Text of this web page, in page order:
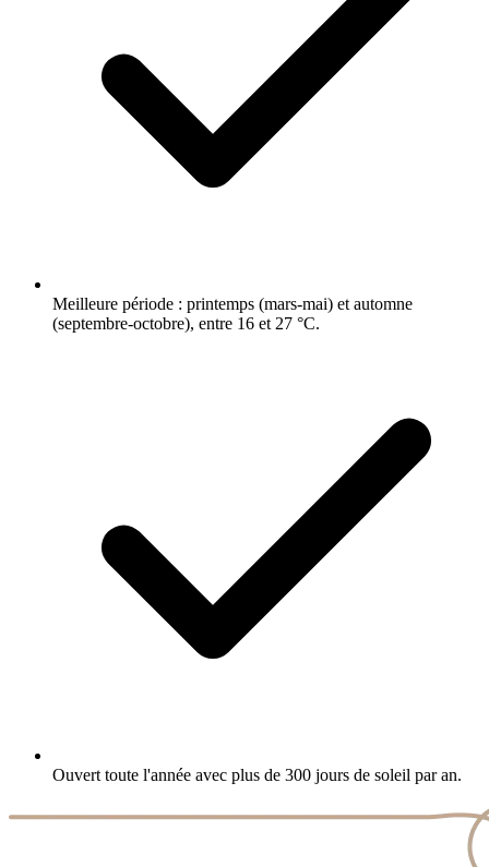
Meilleure période : printemps (mars-mai) et automne
(septembre-octobre), entre 16 et 27 °C.
Ouvert toute l'année avec plus de 300 jours de soleil par an.